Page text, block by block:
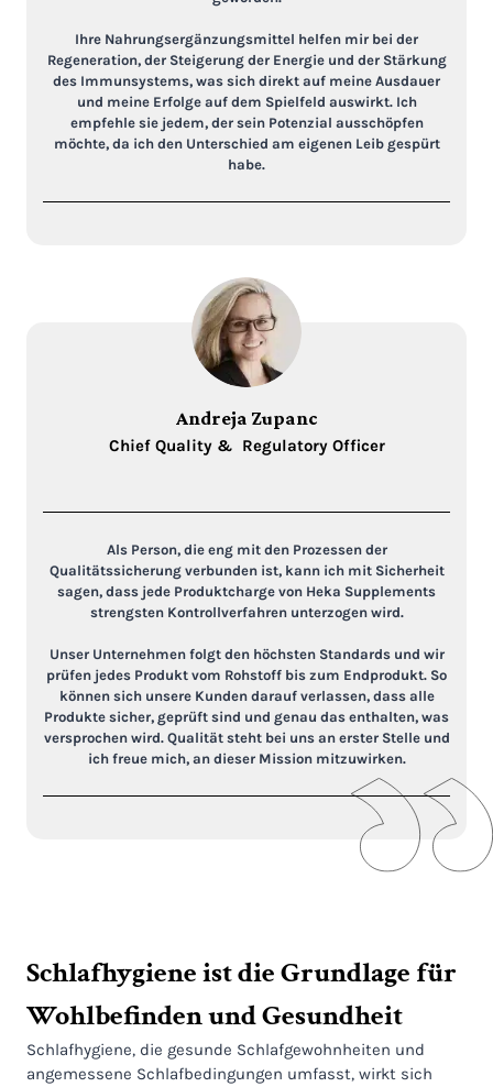
Ihre Nahrungsergänzungsmittel helfen mir bei der
Regeneration, der Steigerung der Energie und der Stärkung
des Immunsystems, was sich direkt auf meine Ausdauer
und meine Erfolge auf dem Spielfeld auswirkt. Ich
empfehle sie jedem, der sein Potenzial ausschöpfen
möchte, da ich den Unterschied am eigenen Leib gespürt
habe.
Andreja Zupanc
Chief Quality & Regulatory Officer
Als Person, die eng mit den Prozessen der
Qualitätssicherung verbunden ist, kann ich mit Sicherheit
sagen, dass jede Produktcharge von Heka Supplements
strengsten Kontrollverfahren unterzogen wird.
Unser Unternehmen folgt den höchsten Standards und wir
prüfen jedes Produkt vom Rohstoff bis zum Endprodukt. So
können sich unsere Kunden darauf verlassen, dass alle
Produkte sicher, geprüft sind und genau das enthalten, was
versprochen wird. Qualität steht bei uns an erster Stelle und
ich freue mich, an dieser Mission mitzuwirken.
Schlafhygiene ist die Grundlage für
Wohlbefinden und Gesundheit
Schlafhygiene, die gesunde Schlafgewohnheiten und
angemessene Schlafbedingungen umfasst, wirkt sich